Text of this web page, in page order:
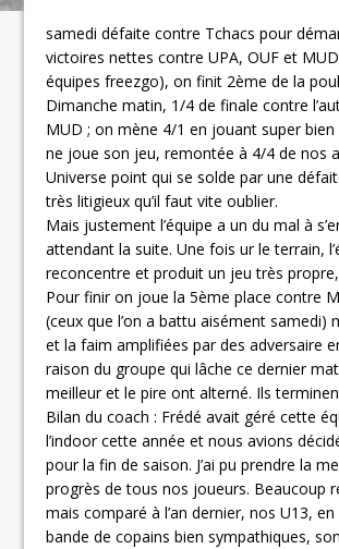
samedi défaite contre Tchacs pour
victoires nettes contre UPA, OUF et
équipes freezgo), on finit 2ème de la
Dimanche matin, 1/4 de finale contre
MUD ; on mène 4/1 en jouant super bien
ne joue son jeu, remontée à 4/4 de nos
Universe point qui se solde par une
très litigieux qu’il faut vite oublier.
Mais justement l’équipe a un du mal à
attendant la suite. Une fois ur le terrain,
reconcentre et produit un jeu très
Pour finir on joue la 5ème place contre
(ceux que l’on a battu aisément samedi)
et la faim amplifiées par des adversaire
raison du groupe qui lâche ce dernier
meilleur et le pire ont alterné. Ils
Bilan du coach : Frédé avait géré cette
l’indoor cette année et nous avions
pour la fin de saison. J’ai pu prendre la
progrès de tous nos joueurs. Beaucoup
mais comparé à l’an dernier, nos U13, en
bande de copains bien sympathiques,